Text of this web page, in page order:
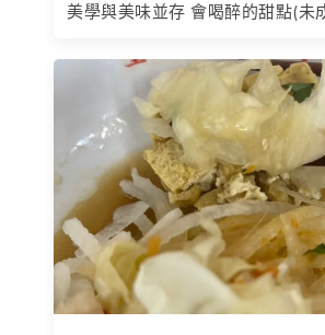
美學與美味並存 會喝醉的甜點(未